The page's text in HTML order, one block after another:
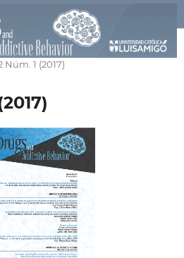
Núm. 1 (2017)